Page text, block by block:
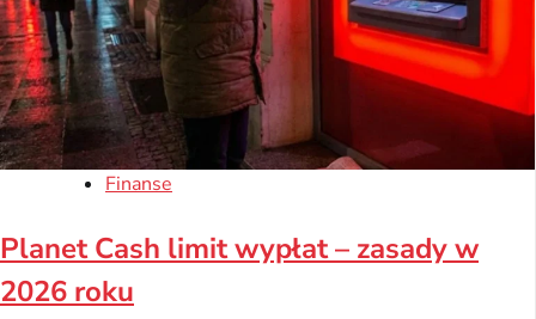
Finanse
Planet Cash limit wypłat – zasady w
2026 roku